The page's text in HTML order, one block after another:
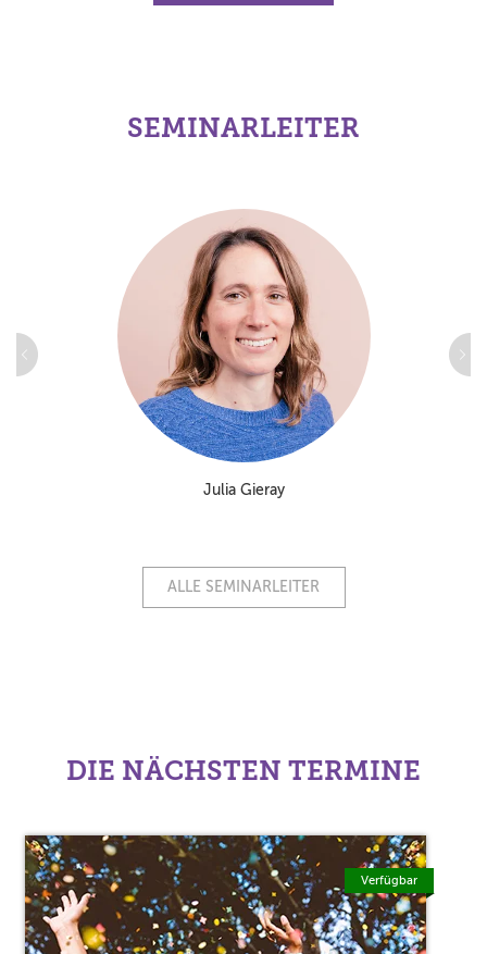
SEMINARLEITER
Julia Gieray
ALLE SEMINARLEITER
DIE NÄCHSTEN TERMINE
Verfügbar